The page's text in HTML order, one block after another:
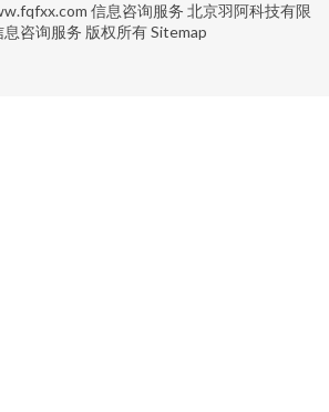
信息咨询服务 北京羽阿科技有限
息咨询服务 版权所有Sitemap